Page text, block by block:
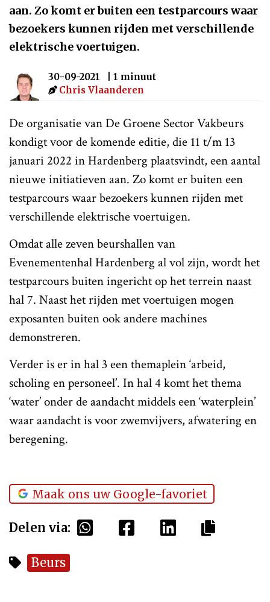
aan. Zo komt er buiten een testparcours waar
bezoekers kunnen rijden met verschillende
elektrische voertuigen.
30-09-2021
| 1 minuut
Chris Vlaanderen
De organisatie van De Groene Sector Vakbeurs
kondigt voor de komende editie, die 11 t/m 13
januari 2022 in Hardenberg plaatsvindt, een aantal
nieuwe initiatieven aan. Zo komt er buiten een
testparcours waar bezoekers kunnen rijden met
verschillende elektrische voertuigen.
Omdat alle zeven beurshallen van
Evenementenhal Hardenberg al vol zijn, wordt het
testparcours buiten ingericht op het terrein naast
hal 7. Naast het rijden met voertuigen mogen
exposanten buiten ook andere machines
demonstreren.
Verder is er in hal 3 een themaplein ‘arbeid,
scholing en personeel’. In hal 4 komt het thema
‘water’ onder de aandacht middels een ‘waterplein’
waar aandacht is voor zwemvijvers, afwatering en
beregening.
Maak ons uw Google-favoriet
Delen via:
Beurs